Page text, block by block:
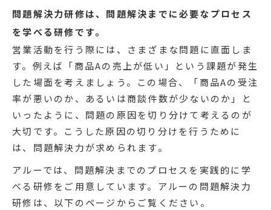
問題解決力研修は、問題解決までに必要なプロセス
を学べる研修です。
営業活動を行う際には、さまざまな問題に直面しま
す。例えば「商品Aの売上が低い」という課題が発生
した場面を考えましょう。この場合、「商品Aの受注
率が悪いのか、あるいは商談件数が少ないのか」と
いったように、問題の原因を切り分けて考えるのが
大切です。こうした原因の切り分けを行うために
は、問題解決力が求められます。
アルーでは、問題解決までのプロセスを実践的に学
べる研修をご用意しています。アルーの問題解決力
研修は、以下のページからご覧ください。